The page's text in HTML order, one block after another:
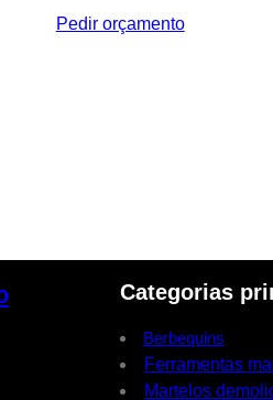
Pedir orçamento
Categorias
Berbequins
Ferramentas
Martelos